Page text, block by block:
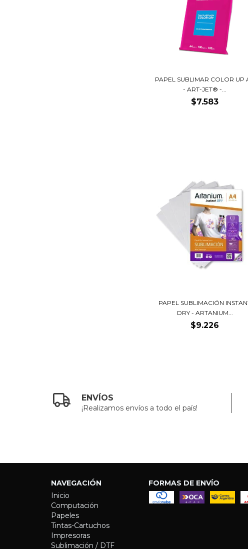
PAPEL SUBLIMAR COLOR UP
- ART-JET® -...
$7.583
PAPEL SUBLIMACIÓN
DRY - ARTANIUM...
$9.226
ENVÍOS
¡Realizamos envíos a todo el país!
NAVEGACIÓN
Inicio
Computación
Papeles
Tintas-Cartuchos
Impresoras
Sublimación / DTF
FORMAS DE ENVÍO